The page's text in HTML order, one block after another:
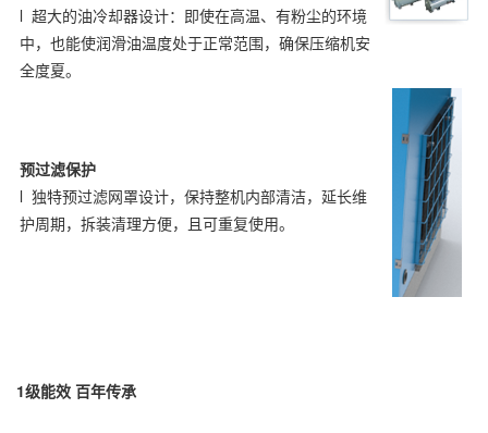
l 超大的油冷却器设计：即使在高温、有粉尘的环境
中，也能使润滑油温度处于正常范围，确保压缩机安
全度夏。
预过滤保护
l 独特预过滤网罩设计，保持整机内部清洁，延长维
护周期，拆装清理方便，且可重复使用。
1级能效 百年传承